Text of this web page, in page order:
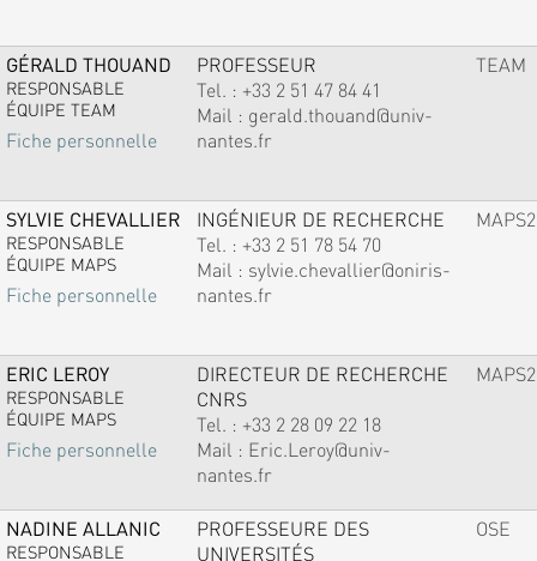
GÉRALD THOUAND
RESPONSABLE
ÉQUIPE TEAM
Fiche personnelle
PROFESSEUR
Tel. : +33 2 51 47 84 41
Mail : gerald.thouand@univ-
nantes.fr
TEAM
SYLVIE CHEVALLIER
RESPONSABLE
ÉQUIPE MAPS
Fiche personnelle
INGÉNIEUR DE RECHERCHE
Tel. : +33 2 51 78 54 70
Mail : sylvie.chevallier@oniris-
nantes.fr
MAPS2
ERIC LEROY
RESPONSABLE
ÉQUIPE MAPS
Fiche personnelle
DIRECTEUR DE RECHERCHE
CNRS
Tel. : +33 2 28 09 22 18
Mail : Eric.Leroy@univ-
nantes.fr
MAPS2
NADINE ALLANIC
RESPONSABLE
PROFESSEURE DES
UNIVERSITÉS
OSE